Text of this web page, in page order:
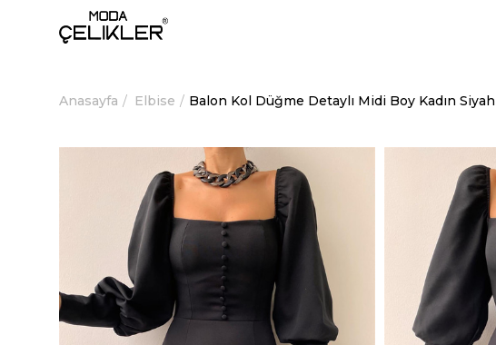
Anasayfa Elbise Balon Kol Düğme Detaylı Midi Boy Kadın